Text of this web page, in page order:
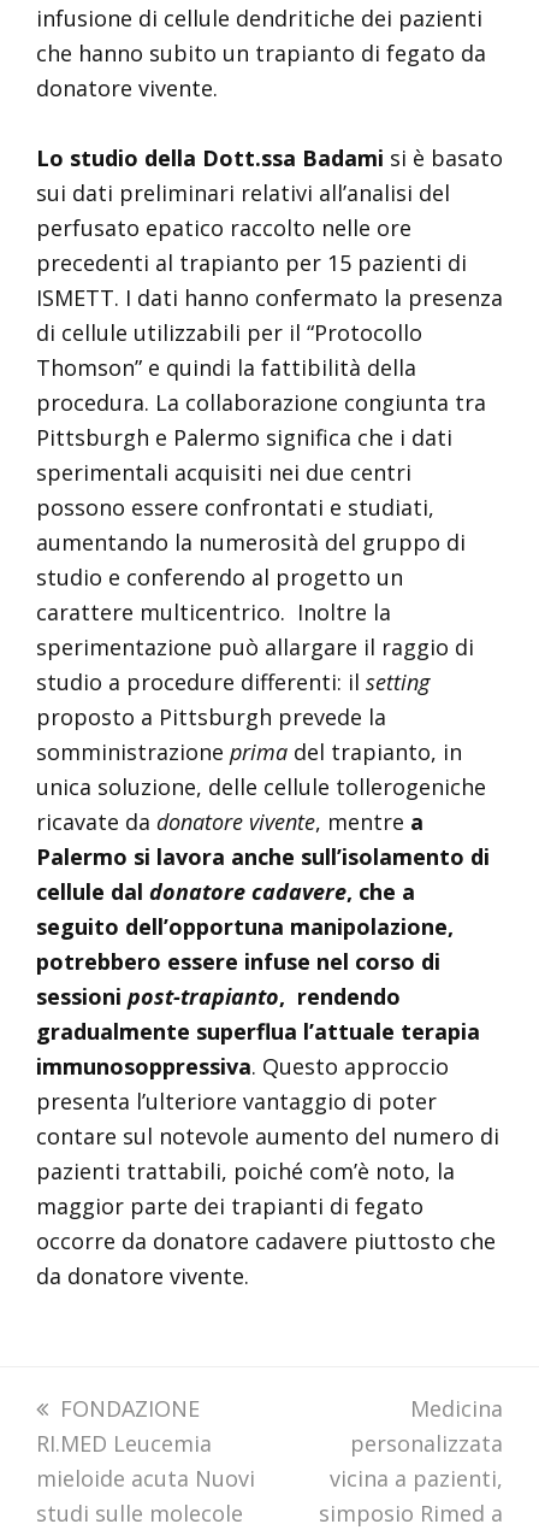
infusione di cellule dendritiche dei pazienti
che hanno subito un trapianto di fegato da
donatore vivente.
Lo studio della Dott.ssa Badami si è basato
sui dati preliminari relativi all’analisi del
perfusato epatico raccolto nelle ore
precedenti al trapianto per 15 pazienti di
ISMETT. I dati hanno confermato la presenza
di cellule utilizzabili per il “Protocollo
Thomson” e quindi la fattibilità della
procedura. La collaborazione congiunta tra
Pittsburgh e Palermo significa che i dati
sperimentali acquisiti nei due centri
possono essere confrontati e studiati,
aumentando la numerosità del gruppo di
studio e conferendo al progetto un
carattere multicentrico. Inoltre la
sperimentazione può allargare il raggio di
studio a procedure differenti: il setting
proposto a Pittsburgh prevede la
somministrazione primadel trapianto, in
unica soluzione, delle cellule tollerogeniche
ricavate da donatore vivente, mentre a
Palermo si lavora anche sull’isolamento di
cellule dal donatore cadavere, che a
seguito dell’opportuna manipolazione,
potrebbero essere infuse nel corso di
sessioni post-trapianto, rendendo
gradualmente superflua l’attuale terapia
immunosoppressiva. Questo approccio
presenta l’ulteriore vantaggio di poter
contare sul notevole aumento del numero di
pazienti trattabili, poiché com’è noto, la
maggior parte dei trapianti di fegato
occorre da donatore cadavere piuttosto che
da donatore vivente.
previous
post:
FONDAZIONE
RI.MED Leucemia
mieloide acuta Nuovi
studi sulle molecole
next
post:
Medicina
personalizzata
vicina a pazienti,
simposio Rimed a